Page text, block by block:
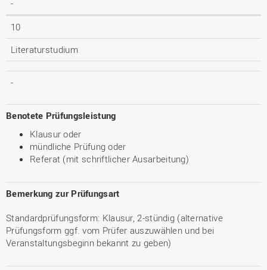
-
10
Literaturstudium
-
Benotete Prüfungsleistung
Klausur oder
mündliche Prüfung oder
Referat (mit schriftlicher Ausarbeitung)
Bemerkung zur Prüfungsart
Standardprüfungsform: Klausur, 2-stündig (alternative
Prüfungsform ggf. vom Prüfer auszuwählen und bei
Veranstaltungsbeginn bekannt zu geben)